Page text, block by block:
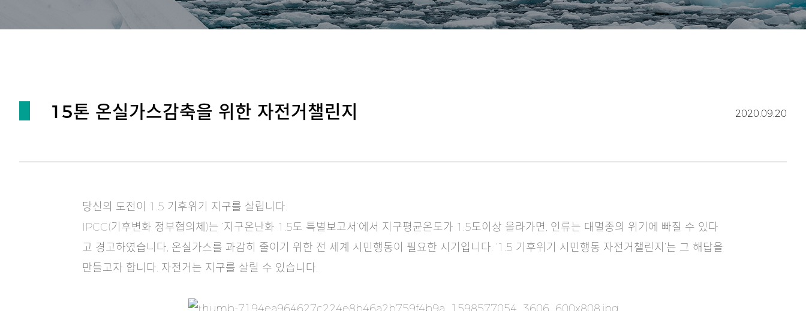
15톤 온실가스감축을 위한 자전거챌린지 2020.09.20
당신의 도전이 1.5 기후위기 지구를 살립니다.
IPCC(기후변화 정부협의체)는 ‘지구온난화 1.5도 특별보고서’에서 지구평균온도가 1.5도이상 올라가면, 인류는 대멸종의 위기에 빠질 수 있다
고 경고하였습니다, 온실가스를 과감히 줄이기 위한 전 세계 시민행동이 필요한 시기입니다. ‘1.5 기후위기 시민행동 자전거챌린지’는 그 해답을
만들고자 합니다. 자전거는 지구를 살릴 수 있습니다.